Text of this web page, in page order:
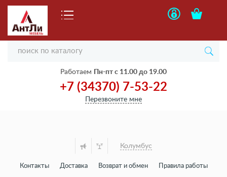
Работаем Пн-пт с 11.00 до 19.00
+7 (34370) 7-53-22
Перезвоните мне
Колумбус
Контакты Доставка Возврат и обмен Правила работы